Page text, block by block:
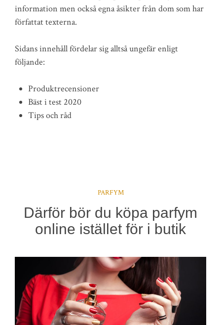
information men också egna åsikter från dom som har
författat texterna.
Sidans innehåll fördelar sig alltså ungefär enligt
följande:
Produktrecensioner
Bäst i test 2020
Tips och råd
PARFYM
Därför bör du köpa parfym
online istället för i butik